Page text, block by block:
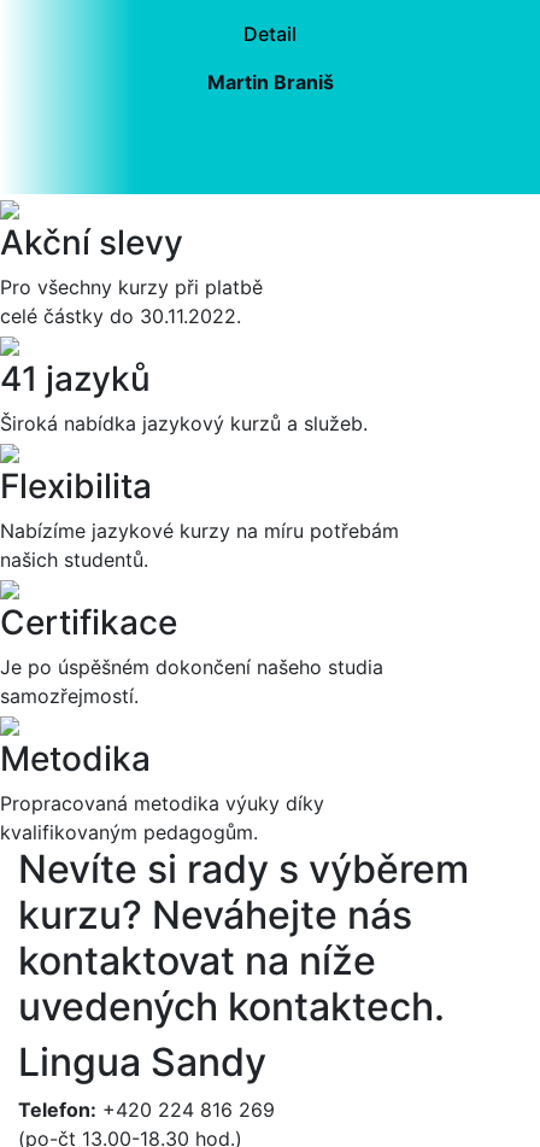
Detail
Martin Braniš
Akční slevy
Pro všechny kurzy při platbě
celé částky do 30.11.2022.
41 jazyků
Široká nabídka jazykový kurzů a služeb.
Flexibilita
Nabízíme jazykové kurzy na míru potřebám
našich studentů.
Certifikace
Je po úspěšném dokončení našeho studia
samozřejmostí.
Metodika
Propracovaná metodika výuky díky
kvalifikovaným pedagogům.
Nevíte si rady s výběrem
kurzu? Neváhejte nás
kontaktovat na níže
uvedených kontaktech.
Lingua Sandy
Telefon: +420 224 816 269
(po-čt 13.00-18.30 hod.)